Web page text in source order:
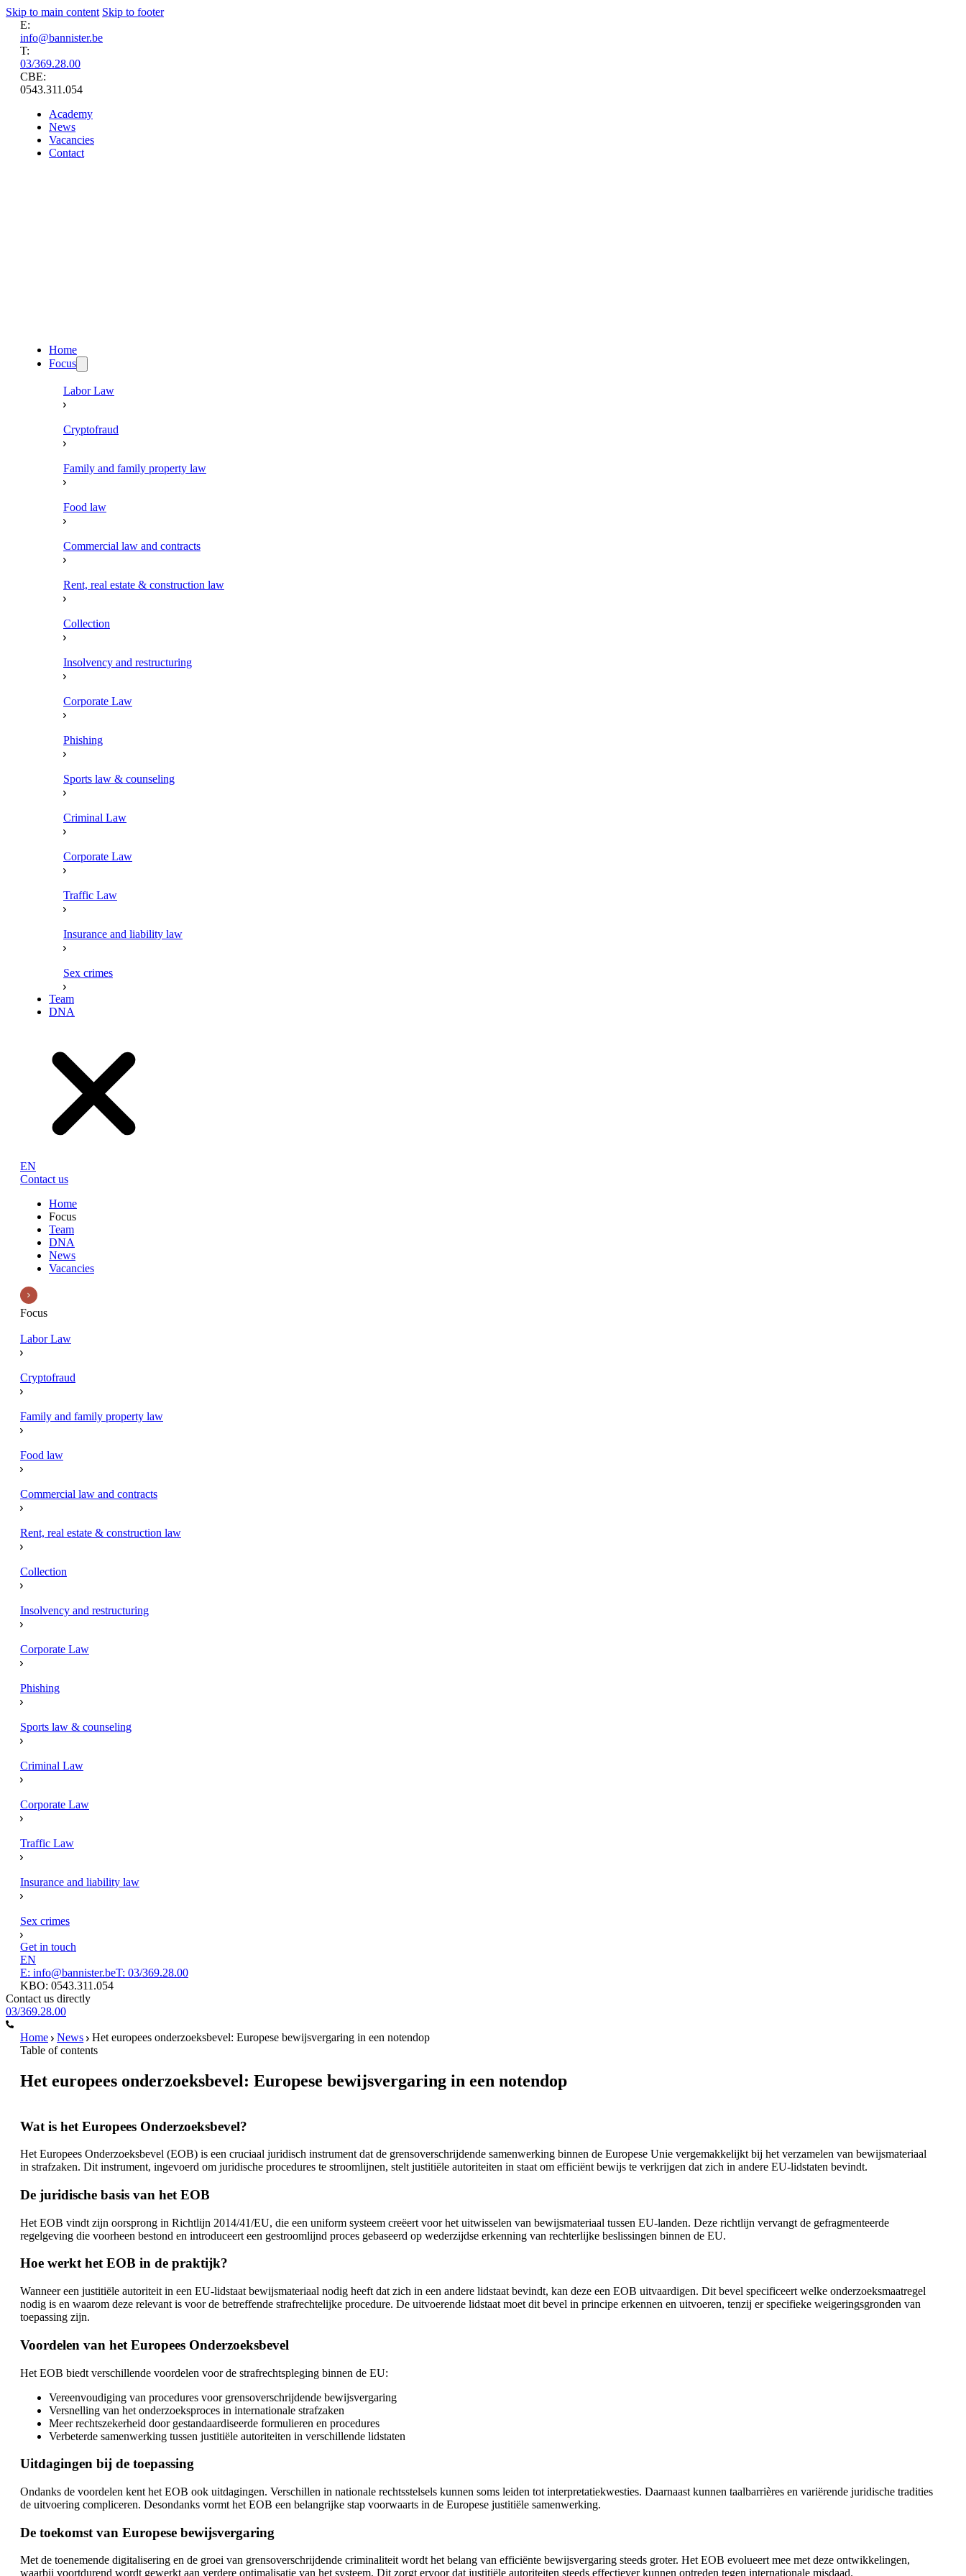
Skip to main content Skip to footer
E:
info@bannister.be
T:
03/369.28.00
CBE:
0543.311.054
Academy
News
Vacancies
Contact
Home
Focus
Labor Law
Cryptofraud
Family and family property law
Food law
Commercial law and contracts
Rent, real estate & construction law
Collection
Insolvency and restructuring
Corporate Law
Phishing
Sports law & counseling
Criminal Law
Corporate Law
Traffic Law
Insurance and liability law
Sex crimes
Team
DNA
EN
Contact us
Home
Focus
Team
DNA
News
Vacancies
Focus
Labor Law
Cryptofraud
Family and family property law
Food law
Commercial law and contracts
Rent, real estate & construction law
Collection
Insolvency and restructuring
Corporate Law
Phishing
Sports law & counseling
Criminal Law
Corporate Law
Traffic Law
Insurance and liability law
Sex crimes
Get in touch
EN
E: info@bannister.beT: 03/369.28.00
KBO: 0543.311.054
Contact us directly
03/369.28.00
Home News
Het europees onderzoeksbevel: Europese bewijsvergaring in een notendop
Table of contents
Het europees onderzoeksbevel: Europese bewijsvergaring in een notendop
Wat is het Europees Onderzoeksbevel?
Het Europees Onderzoeksbevel (EOB) is een cruciaal juridisch instrument dat de grensoverschrijdende samenwerking binnen de Europese Unie vergemakkelijkt bij het verzamelen van bewijsmateriaal
in strafzaken. Dit instrument, ingevoerd om juridische procedures te stroomlijnen, stelt justitiële autoriteiten in staat om efficiënt bewijs te verkrijgen dat zich in andere EU-lidstaten bevindt.
De juridische basis van het EOB
Het EOB vindt zijn oorsprong in Richtlijn 2014/41/EU, die een uniform systeem creëert voor het uitwisselen van bewijsmateriaal tussen EU-landen. Deze richtlijn vervangt de gefragmenteerde
regelgeving die voorheen bestond en introduceert een gestroomlijnd proces gebaseerd op wederzijdse erkenning van rechterlijke beslissingen binnen de EU.
Hoe werkt het EOB in de praktijk?
Wanneer een justitiële autoriteit in een EU-lidstaat bewijsmateriaal nodig heeft dat zich in een andere lidstaat bevindt, kan deze een EOB uitvaardigen. Dit bevel specificeert welke onderzoeksmaatregel
nodig is en waarom deze relevant is voor de betreffende strafrechtelijke procedure. De uitvoerende lidstaat moet dit bevel in principe erkennen en uitvoeren, tenzij er specifieke weigeringsgronden van
toepassing zijn.
Voordelen van het Europees Onderzoeksbevel
Het EOB biedt verschillende voordelen voor de strafrechtspleging binnen de EU:
Vereenvoudiging van procedures voor grensoverschrijdende bewijsvergaring
Versnelling van het onderzoeksproces in internationale strafzaken
Meer rechtszekerheid door gestandaardiseerde formulieren en procedures
Verbeterde samenwerking tussen justitiële autoriteiten in verschillende lidstaten
Uitdagingen bij de toepassing
Ondanks de voordelen kent het EOB ook uitdagingen. Verschillen in nationale rechtsstelsels kunnen soms leiden tot interpretatiekwesties. Daarnaast kunnen taalbarrières en variërende juridische tradities
de uitvoering compliceren. Desondanks vormt het EOB een belangrijke stap voorwaarts in de Europese justitiële samenwerking.
De toekomst van Europese bewijsvergaring
Met de toenemende digitalisering en de groei van grensoverschrijdende criminaliteit wordt het belang van efficiënte bewijsvergaring steeds groter. Het EOB evolueert mee met deze ontwikkelingen,
waarbij voortdurend wordt gewerkt aan verdere optimalisatie van het systeem. Dit zorgt ervoor dat justitiële autoriteiten steeds effectiever kunnen optreden tegen internationale misdaad.